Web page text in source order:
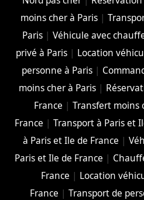
moins cher à Paris |
Paris |Véhicule avec
privé à Paris | Location
personne à Paris|
moins cher à Paris |
France |Transfert moins
France |Transport à Paris et
à Paris et Ile de France |
Paris et Ile de France |
France | Location
France | Transport de